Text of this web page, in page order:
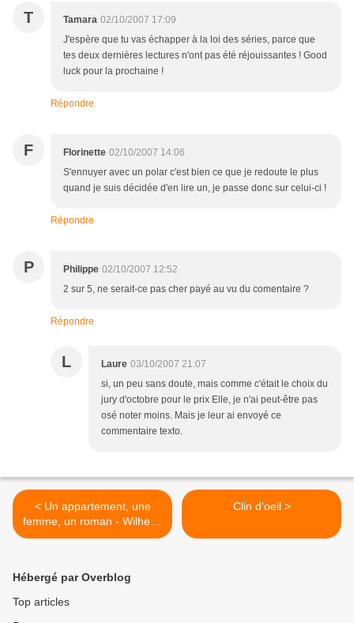
T Tamara 02/10/2007 17:09
J'espère que tu vas échapper à la loi des séries, parce que
tes deux dernières lectures n'ont pas été réjouissantes ! Good
luck pour la prochaine !
Répondre
F Florinette 02/10/2007 14:06
S'ennuyer avec un polar c'est bien ce que je redoute le plus
quand je suis décidée d'en lire un, je passe donc sur celui-ci !
Répondre
P Philippe 02/10/2007 12:52
2 sur 5, ne serait-ce pas cher payé au vu du comentaire ?
Répondre
L Laure 03/10/2007 21:07
si, un peu sans doute, mais comme c'était le choix du
jury d'octobre pour le prix Elle, je n'ai peut-être pas
osé noter moins. Mais je leur ai envoyé ce
commentaire texto.
< Un appartement, une
femme, un roman - Wilhelm
Genazino
Clin d'oeil >
Hébergé par Overblog
Top articles